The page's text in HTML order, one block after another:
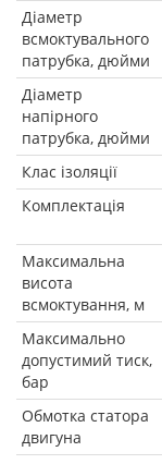
Діаметр
всмоктувального
патрубка, дюйми
Діаметр
напірного
патрубка, дюйми
Клас ізоляції
Комплектація
Максимальна
висота
всмоктування, м
Максимально
допустимий тиск,
бар
Обмотка статора
двигуна